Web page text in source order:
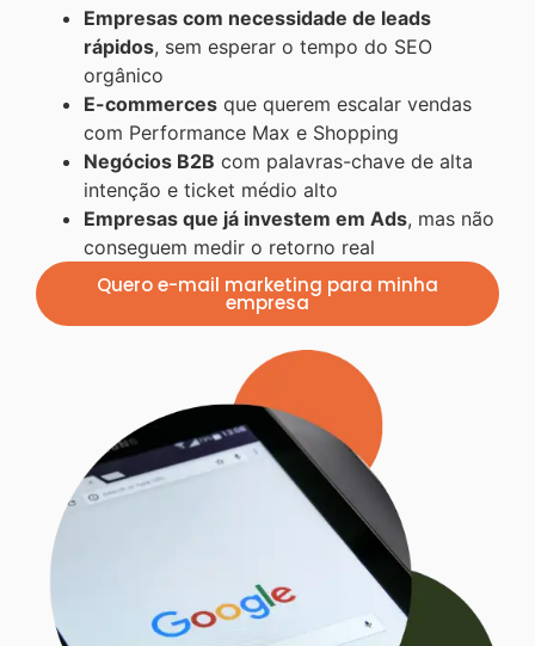
Empresas com necessidade de leads
rápidos, sem esperar o tempo do SEO
orgânico
E-commerces que querem escalar vendas
com Performance Max e Shopping
Negócios B2B com palavras-chave de alta
intenção e ticket médio alto
Empresas que já investem em Ads, mas não
conseguem medir o retorno real
Quero e-mail marketing para minha
empresa